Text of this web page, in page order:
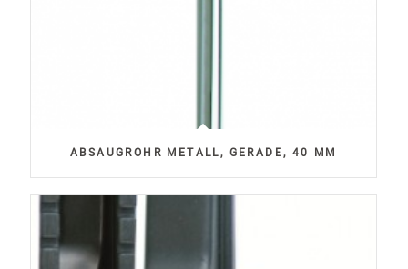
ABSAUGROHR METALL, GERADE, 40 MM